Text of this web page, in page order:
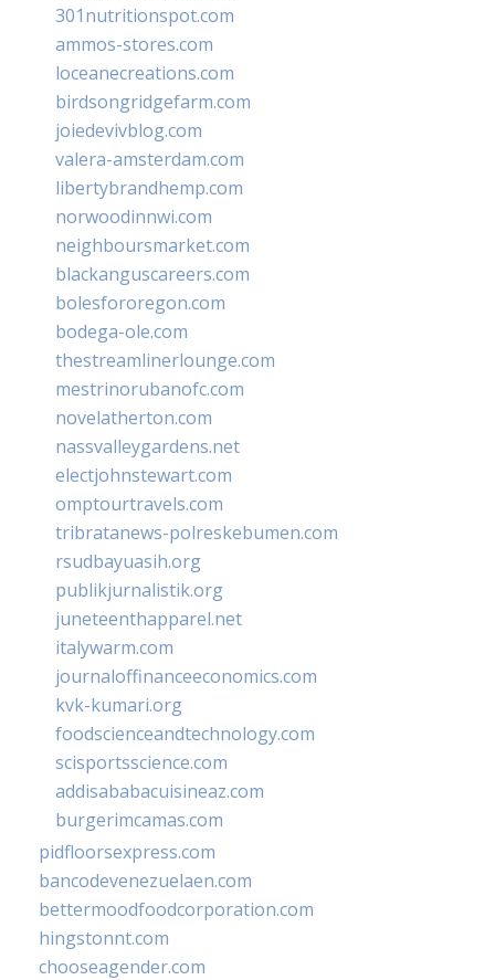
301nutritionspot.com
ammos-stores.com
loceanecreations.com
birdsongridgefarm.com
joiedevivblog.com
valera-amsterdam.com
libertybrandhemp.com
norwoodinnwi.com
neighboursmarket.com
blackanguscareers.com
bolesfororegon.com
bodega-ole.com
thestreamlinerlounge.com
mestrinorubanofc.com
novelatherton.com
nassvalleygardens.net
electjohnstewart.com
omptourtravels.com
tribratanews-polreskebumen.com
rsudbayuasih.org
publikjurnalistik.org
juneteenthapparel.net
italywarm.com
journaloffinanceeconomics.com
kvk-kumari.org
foodscienceandtechnology.com
scisportsscience.com
addisababacuisineaz.com
burgerimcamas.com
pidfloorsexpress.com
bancodevenezuelaen.com
bettermoodfoodcorporation.com
hingstonnt.com
chooseagender.com